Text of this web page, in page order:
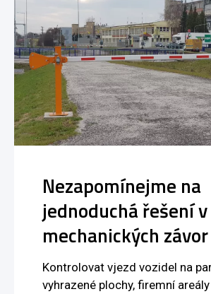
Nezapomínejme na
jednoduchá řešení
mechanických závor
Kontrolovat vjezd vozidel na
vyhrazené plochy, firemní areály